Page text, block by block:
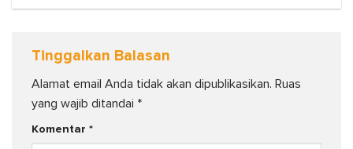
Tinggalkan Balasan
Alamat email Anda tidak akan dipublikasikan. Ruas
yang wajib ditandai *
Komentar *